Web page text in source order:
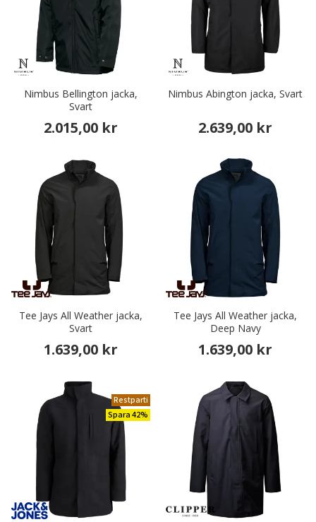
Nimbus Bellington jacka,
Svart
2.015,00 kr
Nimbus Abington jacka, Svart
2.639,00 kr
Tee Jays All Weather jacka,
Svart
1.639,00 kr
Tee Jays All Weather jacka,
Deep Navy
1.639,00 kr
Restparti
Spara 42%